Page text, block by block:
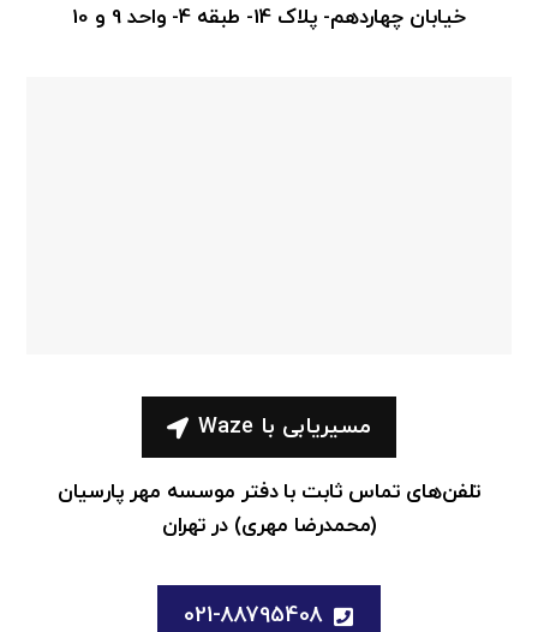
خیابان چهاردهم- پلاک 14- طبقه 4- واحد 9 و 10
مسیریابی با Waze
تلفن‌های تماس ثابت با دفتر موسسه مهر پارسیان
(محمدرضا مهری) در تهران
021-88795408